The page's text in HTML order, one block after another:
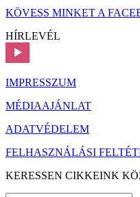
KÖVESS MINKET A
HÍRLEVÉL
IMPRESSZUM
MÉDIAAJÁNLAT
ADATVÉDELEM
FELHASZNÁLÁSI
KERESSEN CIKKEINK